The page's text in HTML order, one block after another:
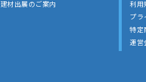
建材出展のご案内
利用
プラ
特定
運営